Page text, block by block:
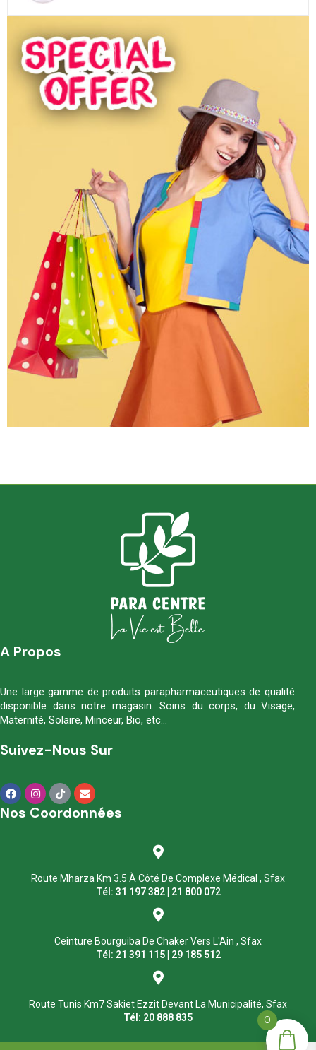
A Propos
Une large gamme de produits parapharmaceutiques de qualité
disponible dans notre magasin. Soins du corps, du Visage,
Maternité, Solaire, Minceur, Bio, etc…
Suivez-Nous Sur
Nos Coordonnées
Route Mharza Km 3.5 À Côté De Complexe Médical , Sfax
Tél: 31 197 382 | 21 800 072
Ceinture Bourguiba De Chaker Vers L'Ain , Sfax
Tél: 21 391 115 | 29 185 512
Route Tunis Km7 Sakiet Ezzit Devant La Municipalité, Sfax
Tél: 20 888 835
0